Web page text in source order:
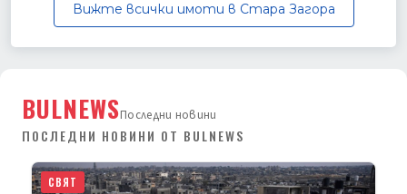
Вижте всички имоти в Стара Загора
BULNEWSПоследни новини
ПОСЛЕДНИ НОВИНИ ОТ BULNEWS
СВЯТ